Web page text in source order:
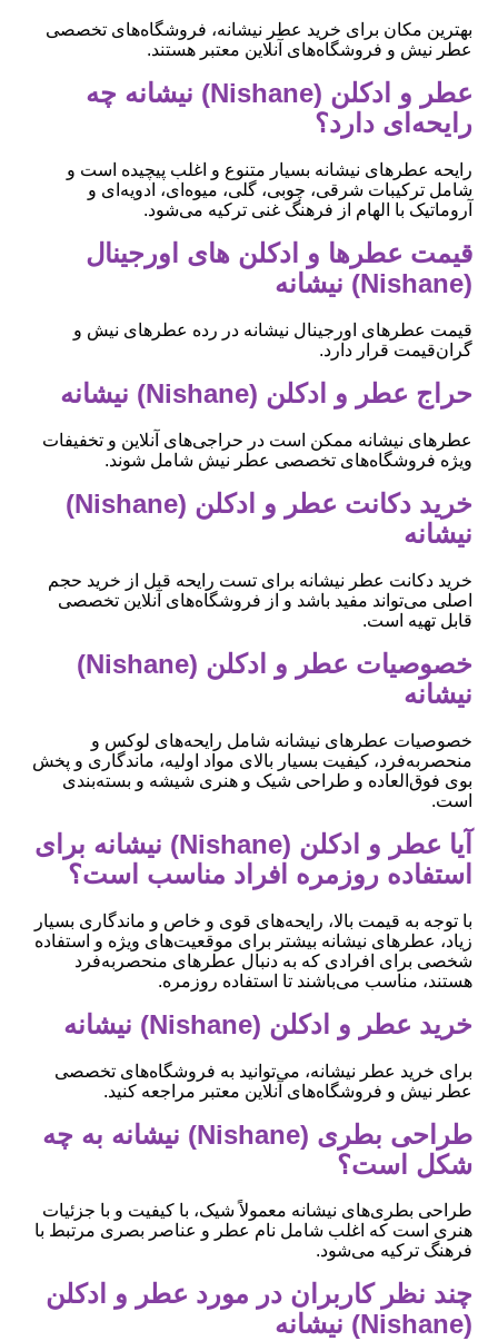
بهترین مکان برای خرید عطر نیشانه، فروشگاه‌های تخصصی
عطر نیش و فروشگاه‌های آنلاین معتبر هستند.
عطر و ادکلن (Nishane) نیشانه چه
رایحه‌ای دارد؟
رایحه عطرهای نیشانه بسیار متنوع و اغلب پیچیده است و
شامل ترکیبات شرقی، چوبی، گلی، میوه‌ای، ادویه‌ای و
آروماتیک با الهام از فرهنگ غنی ترکیه می‌شود.
قیمت عطرها و ادکلن های اورجینال
(Nishane) نیشانه
قیمت عطرهای اورجینال نیشانه در رده عطرهای نیش و
گران‌قیمت قرار دارد.
حراج عطر و ادکلن (Nishane) نیشانه
عطرهای نیشانه ممکن است در حراجی‌های آنلاین و تخفیفات
ویژه فروشگاه‌های تخصصی عطر نیش شامل شوند.
خرید دکانت عطر و ادکلن (Nishane)
نیشانه
خرید دکانت عطر نیشانه برای تست رایحه قبل از خرید حجم
اصلی می‌تواند مفید باشد و از فروشگاه‌های آنلاین تخصصی
قابل تهیه است.
خصوصیات عطر و ادکلن (Nishane)
نیشانه
خصوصیات عطرهای نیشانه شامل رایحه‌های لوکس و
منحصربه‌فرد، کیفیت بسیار بالای مواد اولیه، ماندگاری و پخش
بوی فوق‌العاده و طراحی شیک و هنری شیشه و بسته‌بندی
است.
آیا عطر و ادکلن (Nishane) نیشانه برای
استفاده روزمره افراد مناسب است؟
با توجه به قیمت بالا، رایحه‌های قوی و خاص و ماندگاری بسیار
زیاد، عطرهای نیشانه بیشتر برای موقعیت‌های ویژه و استفاده
شخصی برای افرادی که به دنبال عطرهای منحصربه‌فرد
هستند، مناسب می‌باشند تا استفاده روزمره.
خرید عطر و ادکلن (Nishane) نیشانه
برای خرید عطر نیشانه، می‌توانید به فروشگاه‌های تخصصی
عطر نیش و فروشگاه‌های آنلاین معتبر مراجعه کنید.
طراحی بطری (Nishane) نیشانه به چه
شکل است؟
طراحی بطری‌های نیشانه معمولاً شیک، با کیفیت و با جزئیات
هنری است که اغلب شامل نام عطر و عناصر بصری مرتبط با
فرهنگ ترکیه می‌شود.
چند نظر کاربران در مورد عطر و ادکلن
(Nishane) نیشانه